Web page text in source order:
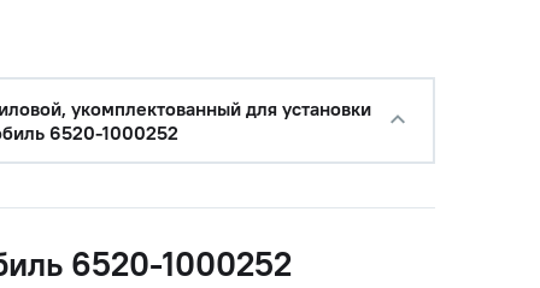
укомплектованный для установки
6520-1000252
6520-1000252
НДС